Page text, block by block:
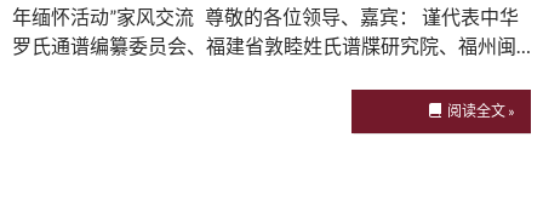
年缅怀活动”家风交流 尊敬的各位领导、嘉宾： 谨代表中华
罗氏通谱编纂委员会、福建省敦睦姓氏谱牒研究院、福州闽…
阅读全文 »